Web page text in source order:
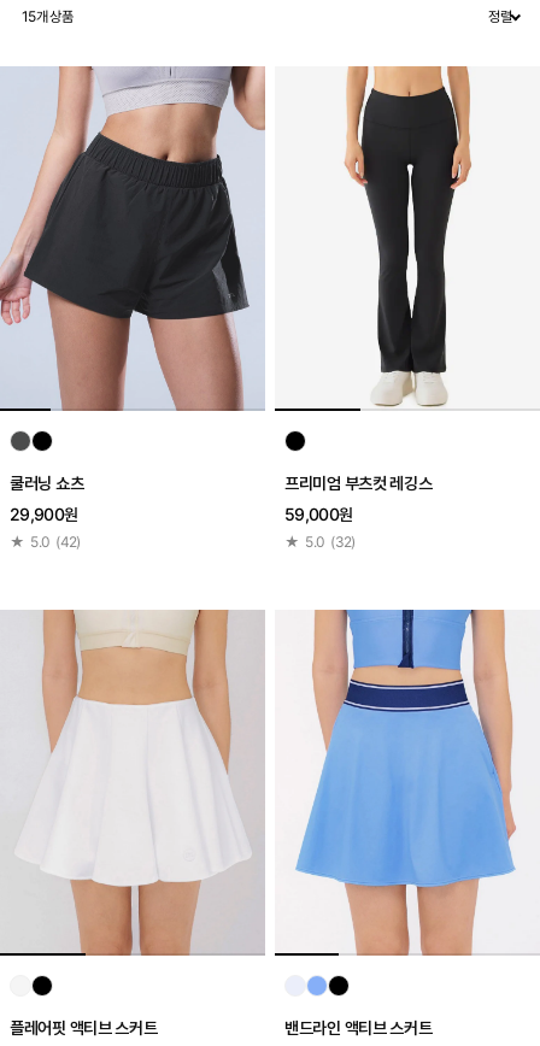
15개 상품 정렬
쿨러닝 쇼츠
29,900원
★ 5.0 (42)
프리미엄 부츠컷 레깅스
59,000원
★ 5.0 (32)
플레어핏 액티브 스커트
밴드라인 액티브 스커트